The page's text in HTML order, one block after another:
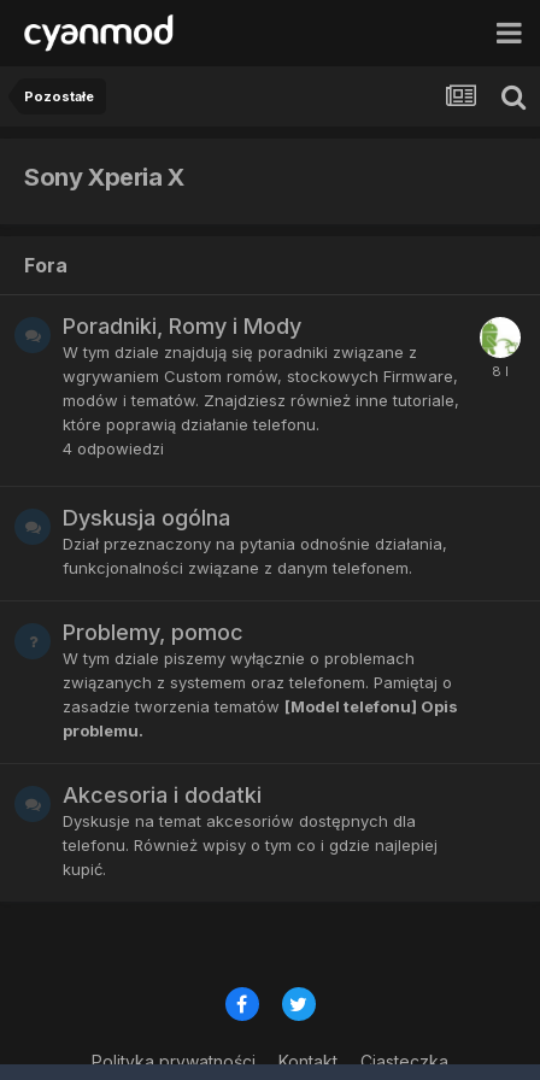
Pozostałe
Sony Xperia X
Fora
Poradniki, Romy i Mody
W tym dziale znajdują się poradniki związane z
wgrywaniem Custom romów, stockowych Firmware,
modów i tematów. Znajdziesz również inne tutoriale,
które poprawią działanie telefonu.
4 odpowiedzi
Dyskusja ogólna
Dział przeznaczony na pytania odnośnie działania,
funkcjonalności związane z danym telefonem.
Problemy, pomoc
W tym dziale piszemy wyłącznie o problemach
związanych z systemem oraz telefonem. Pamiętaj o
zasadzie tworzenia tematów [Model telefonu] Opis
problemu.
Akcesoria i dodatki
Dyskusje na temat akcesoriów dostępnych dla
telefonu. Również wpisy o tym co i gdzie najlepiej
kupić.
Polityka prywatności Kontakt Ciasteczka